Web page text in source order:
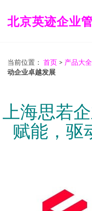
北京英迹企业
当前位置： 首页 > 产品大全
动企业卓越发展
上海思若
赋能，驱